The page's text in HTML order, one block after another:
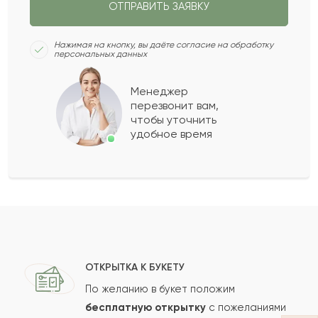
Фекла
Показать еще
Ваш e-mail
ОТПРАВИТЬ ЗАЯВКУ
Нажимая на кнопку, вы даёте согласие на обработку
персональных данных
Менеджер
перезвонит вам,
чтобы уточнить
удобное время
ОТКРЫТКА К БУКЕТУ
По желанию в букет положим
бесплатную открытку с пожеланиями